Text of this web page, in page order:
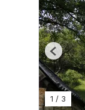
1 / 3
Previous